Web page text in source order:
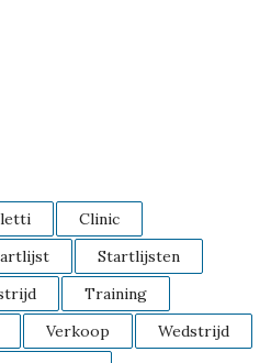
Clinic
Startlijsten
Training
Verkoop
Wedstrijd